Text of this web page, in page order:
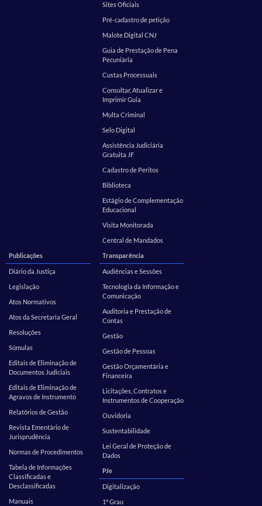
Sites Oficiais
Pré-cadastro de petição
Malote Digital CNJ
Guia de Prestação de Pena
Pecuniária
Custas Processuais
Consultar, Atualizar e
Imprimir Guia
Multa Criminal
Selo Digital
Assistência Judiciária
Gratuita JF
Cadastro de Peritos
Biblioteca
Estágio de Complementação
Educacional
Visita Monitorada
Central de Mandados
Publicações
Diário da Justiça
Legislação
Atos Normativos
Atos da Secretaria Geral
Resoluções
Súmulas
Editais de Eliminação de
Documentos Judiciais
Editais de Eliminação de
Agravos de Instrumento
Relatórios de Gestão
Revista Ementário de
Jurisprudência
Normas de Procedimentos
Tabela de Informações
Classificadas e
Desclassificadas
Manuais
Transparência
Audiências e Sessões
Tecnologia da Informação e
Comunicação
Auditoria e Prestação de
Contas
Gestão
Gestão de Pessoas
Gestão Orçamentária e
Financeira
Licitações, Contratos e
Instrumentos de Cooperação
Ouvidoria
Sustentabilidade
Lei Geral de Proteção de
Dados
PJe
Digitalização
1º Grau